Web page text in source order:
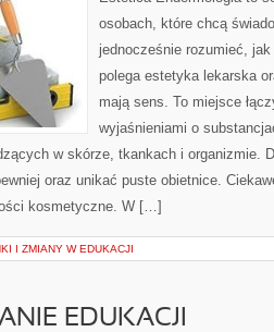
osobach, które chcą
jednocześnie rozumieć,
polega estetyka lekarska
mają sens. To miejsce
wyjaśnieniami o
w skórze, tkankach i organizmie.
oraz unikać puste obietnice.
kosmetyczne. W […]
I ZMIANY W EDUKACJI
EDUKACJI